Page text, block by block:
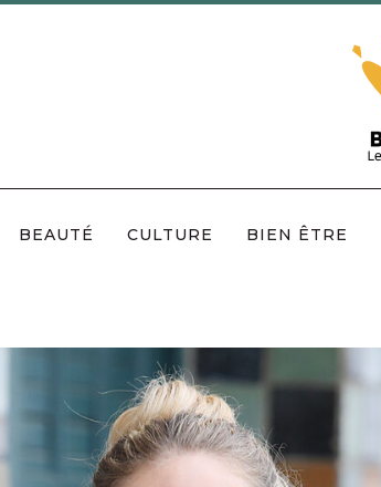
BEAUTÉ CULTURE BIEN ÊTRE